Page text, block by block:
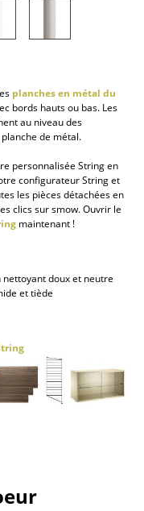
planches en métal du
bords hauts ou bas. Les
au niveau des
de métal.
personnalisée String en
configurateur String et
les pièces détachées en
clics sur smow. Ouvrir le
maintenant !
doux et neutre
et tiède